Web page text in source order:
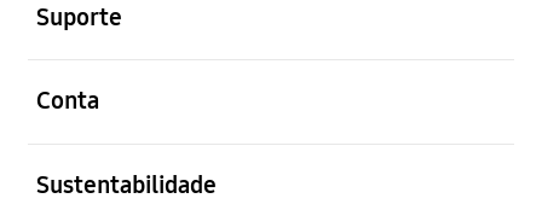
Suporte
Conta
Sustentabilidade